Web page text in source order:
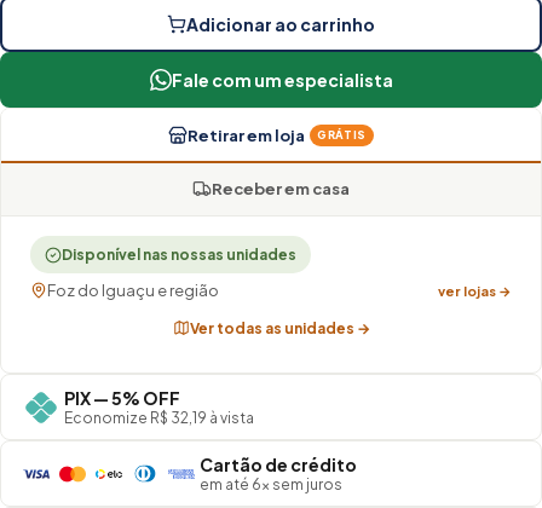
Adicionar ao carrinho
Fale com um especialista
Retirar em loja GRÁTIS
Receber em casa
Disponível nas nossas unidades
Foz do Iguaçu e região ver lojas →
Ver todas as unidades →
PIX — 5% OFF
Economize R$ 32,19 à vista
Cartão de crédito
em até 6× sem juros